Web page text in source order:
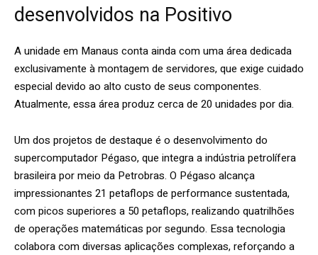
desenvolvidos na Positivo
A unidade em Manaus conta ainda com uma área dedicada
exclusivamente à montagem de servidores, que exige cuidado
especial devido ao alto custo de seus componentes.
Atualmente, essa área produz cerca de 20 unidades por dia.
Um dos projetos de destaque é o desenvolvimento do
supercomputador Pégaso, que integra a indústria petrolífera
brasileira por meio da Petrobras. O Pégaso alcança
impressionantes 21 petaflops de performance sustentada,
com picos superiores a 50 petaflops, realizando quatrilhões
de operações matemáticas por segundo. Essa tecnologia
colabora com diversas aplicações complexas, reforçando a